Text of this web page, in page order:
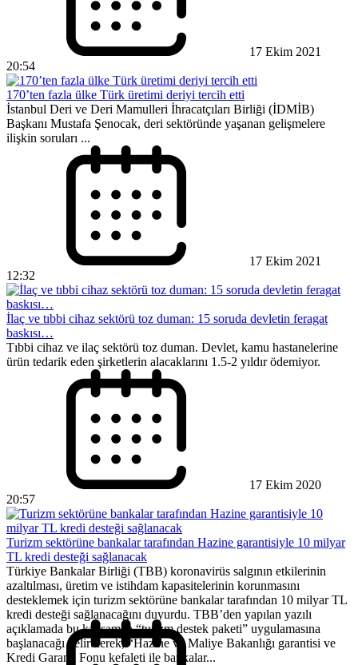
17 Ekim 2021
20:54
170’ten fazla ülke Türk üretimi deriyi tercih etti
İstanbul Deri ve Deri Mamulleri İhracatçıları Birliği (İDMİB)
Başkanı Mustafa Şenocak, deri sektöründe yaşanan gelişmelere
ilişkin soruları ...
17 Ekim 2021
12:32
İlaç ve tıbbi cihaz sektörü toz duman: 15 soruda devletin feragat
baskısı…
Tıbbi cihaz ve ilaç sektörü toz duman. Devlet, kamu hastanelerine
ürün tedarik eden şirketlerin alacaklarını 1.5-2 yıldır ödemiyor.
17 Ekim 2020
20:57
Turizm sektörüne bankalar tarafından Hazine garantisiyle 10 milyar
TL kredi desteği sağlanacak
Türkiye Bankalar Birliği (TBB) koronavirüs salgının etkilerinin
azaltılması, üretim ve istihdam kapasitelerinin korunmasını
desteklemek için turizm sektörüne bankalar tarafından 10 milyar TL
kredi desteği sağlanacağını duyurdu. TBB’den yapılan yazılı
açıklamada bu kapsamda “turizm destek paketi” uygulamasına
başlanacağı belirtilerek, “Hazine ve Maliye Bakanlığı garantisi ve
Kredi Garanti Fonu kefaleti ile bankalar...